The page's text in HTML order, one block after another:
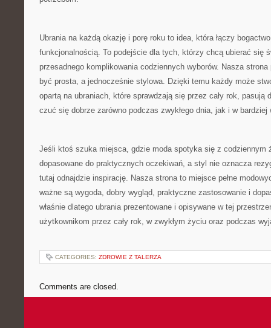
Ubrania na każdą okazję i porę roku to idea, która łączy
funkcjonalnością. To podejście dla tych, którzy chcą ubierać się
przesadnego komplikowania codziennych wyborów. Nasza
być prosta, a jednocześnie stylowa. Dzięki temu każdy może
opartą na ubraniach, które sprawdzają się przez cały rok, pasują
czuć się dobrze zarówno podczas zwykłego dnia, jak i w
Jeśli ktoś szuka miejsca, gdzie moda spotyka się z codziennym
dopasowane do praktycznych oczekiwań, a styl nie oznacza
tutaj odnajdzie inspirację. Nasza strona to miejsce pełne
ważne są wygoda, dobry wygląd, praktyczne zastosowanie i
właśnie dlatego ubrania prezentowane i opisywane w tej
użytkownikom przez cały rok, w zwykłym życiu oraz podczas
CATEGORIES: ZDROWIE Z TALERZA
Comments are closed.